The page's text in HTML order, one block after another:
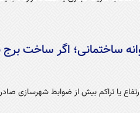
ساختمانی؛ اگر ساخت برج
یا تراکم بیش از ضوابط شهرسازی